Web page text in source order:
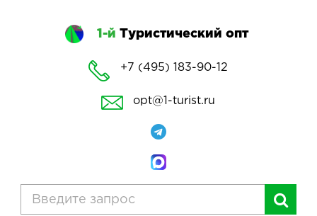
1-й Туристический опт
+7 (495) 183-90-12
opt@1-turist.ru